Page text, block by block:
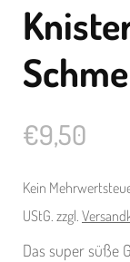
€9,50
Kein
UStG. zzgl.
Das super süße